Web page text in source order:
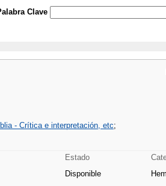
Clave
- Crítica e interpretación, etc;
Estado
Disponible